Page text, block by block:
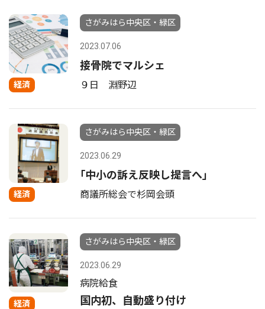
経済
さがみはら中央区・緑区
2023.07.06
接骨院でマルシェ
９日 淵野辺
経済
さがみはら中央区・緑区
2023.06.29
｢中小の訴え反映し提言へ｣
商議所総会で杉岡会頭
経済
さがみはら中央区・緑区
2023.06.29
病院給食
国内初、自動盛り付け